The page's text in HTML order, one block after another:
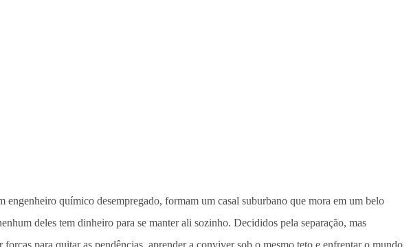
químico desempregado, formam um casal suburbano que mora em um belo
deles tem dinheiro para se manter ali sozinho. Decididos pela separação, mas